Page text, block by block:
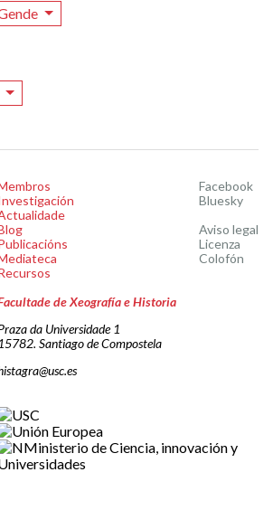
Facebook
Bluesky
Aviso legal
Licenza
Colofón
de Xeografía e Historia
da Universidade 1
15782. Santiago de Compostela